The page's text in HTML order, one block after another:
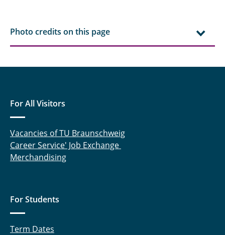
Photo credits on this page
For All Visitors
Vacancies of TU Braunschweig
Career Service' Job Exchange
Merchandising
For Students
Term Dates